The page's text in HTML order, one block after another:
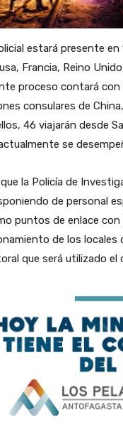
estará presente
Francia, Reino
proceso contará con
consulares de
46 viajarán desde
se
la Policía de
de personal
puntos de enlace
de los
que será utilizado el